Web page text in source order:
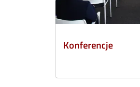
Konferencje